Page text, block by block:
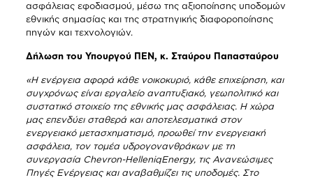
ασφάλειας εφοδιασμού, μέσω της αξιοποίησης υποδομών
εθνικής σημασίας και της στρατηγικής διαφοροποίησης
πηγών και τεχνολογιών.
Δήλωση του Υπουργού ΠΕΝ, κ. Σταύρου Παπασταύρου
«Η ενέργεια αφορά κάθε νοικοκυριό, κάθε επιχείρηση, και
συγχρόνως είναι εργαλείο αναπτυξιακό, γεωπολιτικό και
συστατικό στοιχείο της εθνικής μας ασφάλειας. Η χώρα
μας επενδύει σταθερά και αποτελεσματικά στον
ενεργειακό μετασχηματισμό, προωθεί την ενεργειακή
ασφάλεια, τον τομέα υδρογονανθράκων με τη
συνεργασία Chevron-HelleniqEnergy, τις Ανανεώσιμες
Πηγές Ενέργειας και αναβαθμίζει τις υποδομές. Στο